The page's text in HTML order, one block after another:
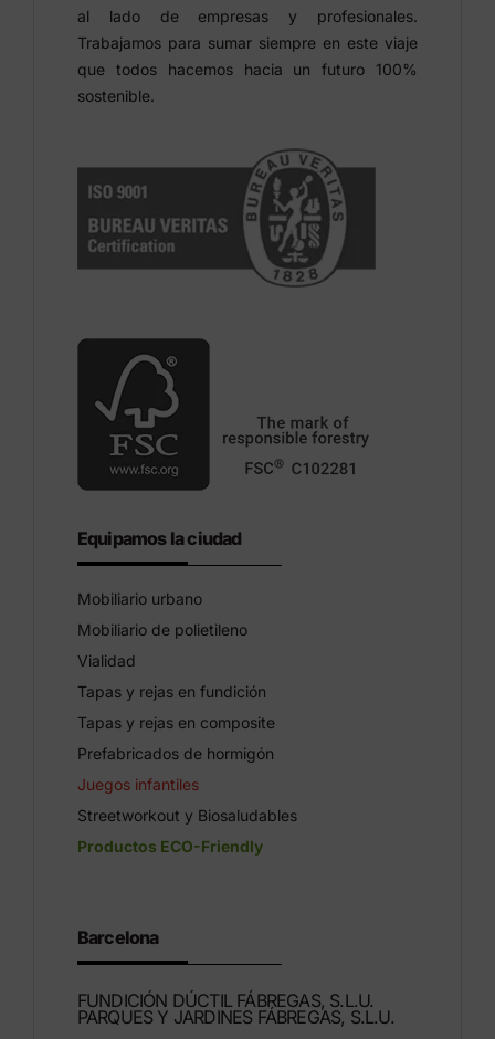
al lado de empresas y profesionales.
Trabajamos para sumar siempre en este viaje
que todos hacemos hacia un futuro 100%
sostenible.
Equipamos la ciudad
Mobiliario urbano
Mobiliario de polietileno
Vialidad
Tapas y rejas en fundición
Tapas y rejas en composite
Prefabricados de hormigón
Juegos infantiles
Streetworkout y Biosaludables
Productos ECO-Friendly
Barcelona
FUNDICIÓN DÚCTIL FÁBREGAS, S.L.U.
PARQUES Y JARDINES FÁBREGAS, S.L.U.